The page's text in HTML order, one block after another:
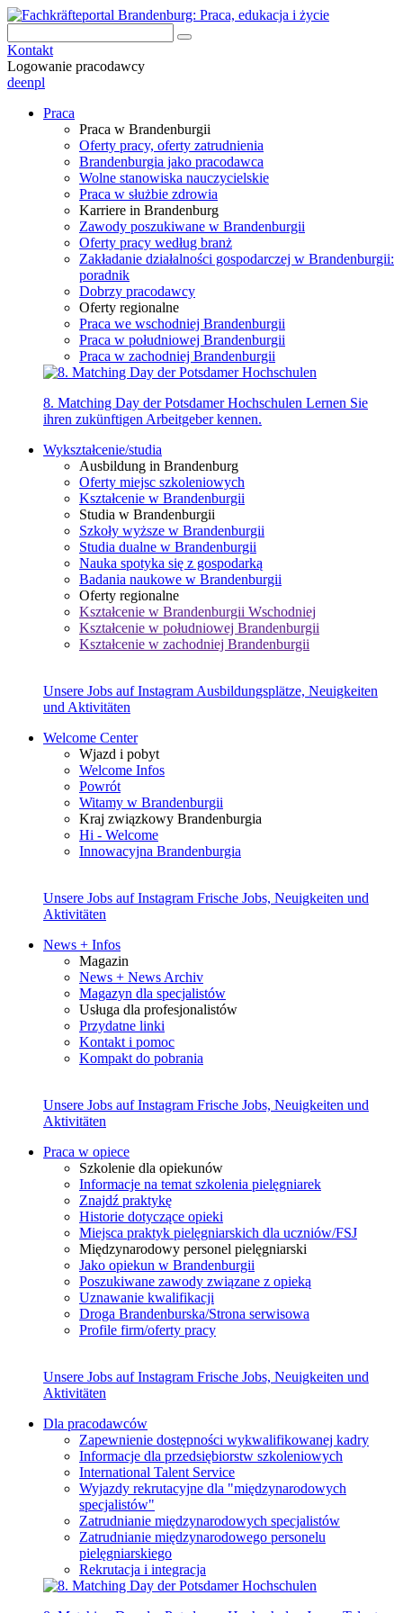
Kontakt
Logowanie pracodawcy
deenpl
Praca
Praca w Brandenburgii
Oferty pracy, oferty zatrudnienia
Brandenburgia jako pracodawca
Wolne stanowiska nauczycielskie
Praca w służbie zdrowia
Karriere in Brandenburg
Zawody poszukiwane w Brandenburgii
Oferty pracy według branż
Zakładanie działalności gospodarczej w Brandenburgii:
poradnik
Dobrzy pracodawcy
Oferty regionalne
Praca we wschodniej Brandenburgii
Praca w południowej Brandenburgii
Praca w zachodniej Brandenburgii
8. Matching Day der Potsdamer Hochschulen Lernen Sie
ihren zukünftigen Arbeitgeber kennen.
Wykształcenie/studia
Ausbildung in Brandenburg
Oferty miejsc szkoleniowych
Kształcenie w Brandenburgii
Studia w Brandenburgii
Szkoły wyższe w Brandenburgii
Studia dualne w Brandenburgii
Nauka spotyka się z gospodarką
Badania naukowe w Brandenburgii
Oferty regionalne
Kształcenie w Brandenburgii Wschodniej
Kształcenie w południowej Brandenburgii
Kształcenie w zachodniej Brandenburgii
Unsere Jobs auf Instagram Ausbildungsplätze, Neuigkeiten
und Aktivitäten
Welcome Center
Wjazd i pobyt
Welcome Infos
Powrót
Witamy w Brandenburgii
Kraj związkowy Brandenburgia
Hi - Welcome
Innowacyjna Brandenburgia
Unsere Jobs auf Instagram Frische Jobs, Neuigkeiten und
Aktivitäten
News + Infos
Magazin
News + News Archiv
Magazyn dla specjalistów
Usługa dla profesjonalistów
Przydatne linki
Kontakt i pomoc
Kompakt do pobrania
Unsere Jobs auf Instagram Frische Jobs, Neuigkeiten und
Aktivitäten
Praca w opiece
Szkolenie dla opiekunów
Informacje na temat szkolenia pielęgniarek
Znajdź praktykę
Historie dotyczące opieki
Miejsca praktyk pielęgniarskich dla uczniów/FSJ
Międzynarodowy personel pielęgniarski
Jako opiekun w Brandenburgii
Poszukiwane zawody związane z opieką
Uznawanie kwalifikacji
Droga Brandenburska/Strona serwisowa
Profile firm/oferty pracy
Unsere Jobs auf Instagram Frische Jobs, Neuigkeiten und
Aktivitäten
Dla pracodawców
Zapewnienie dostępności wykwalifikowanej kadry
Informacje dla przedsiębiorstw szkoleniowych
International Talent Service
Wyjazdy rekrutacyjne dla "międzynarodowych
specjalistów"
Zatrudnianie międzynarodowych specjalistów
Zatrudnianie międzynarodowego personelu
pielęgniarskiego
Rekrutacja i integracja